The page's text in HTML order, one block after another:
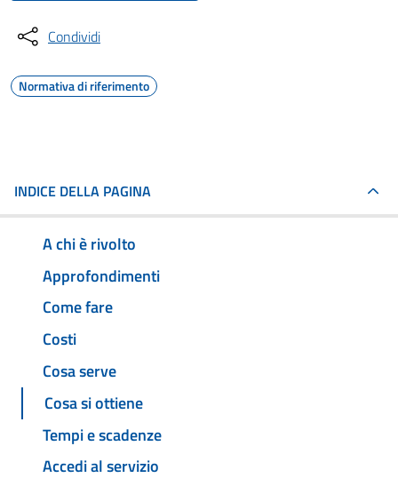
Condividi
Normativa di riferimento
INDICE DELLA PAGINA
A chi è rivolto
Approfondimenti
Come fare
Costi
Cosa serve
Cosa si ottiene
Tempi e scadenze
Accedi al servizio